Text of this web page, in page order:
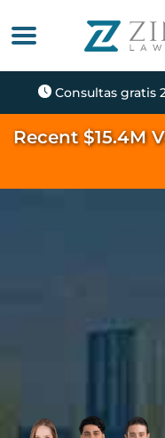
Consultas gratis
Recent $15.4M